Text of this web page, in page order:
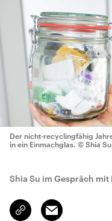
Der nicht-recyclingfähig
in ein Einmachglas. © Shia Su
Shia Su im Gespräch mit
Link
kopieren/teilen
Email